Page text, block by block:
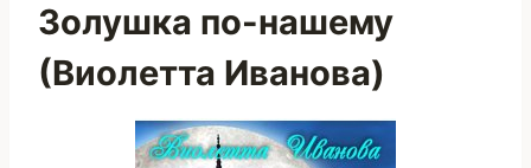
Золушка по-нашему
(Виолетта Иванова)